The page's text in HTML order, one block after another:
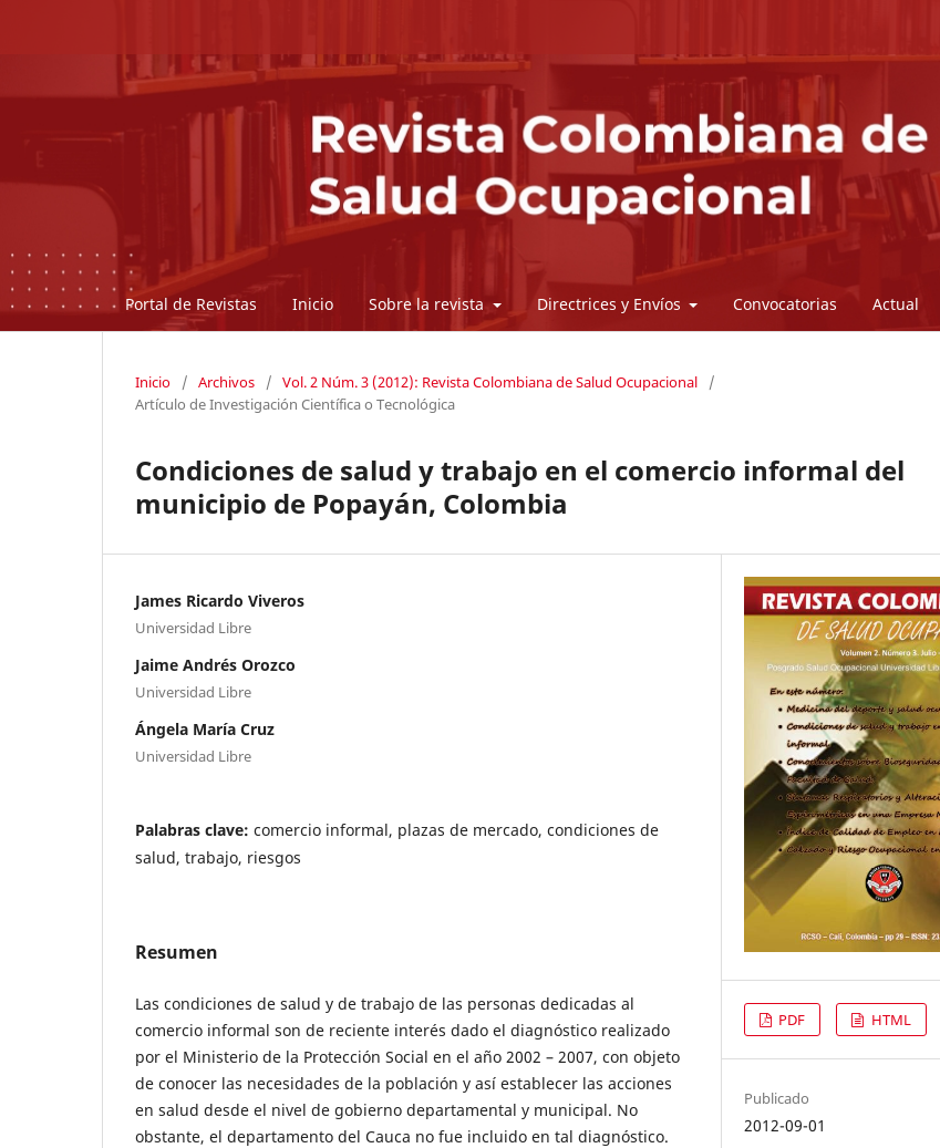
Portal de Revistas Inicio Sobre la revista Directrices y Envíos Convocatorias Actual
Inicio / Archivos / Vol. 2 Núm. 3 (2012): Revista Colombiana de Salud Ocupacional
/
Artículo de Investigación Científica o Tecnológica
Condiciones de salud y trabajo en el comercio informal del
municipio de Popayán, Colombia
James Ricardo Viveros
Universidad Libre
Jaime Andrés Orozco
Universidad Libre
Ángela María Cruz
Universidad Libre
Palabras clave: comercio informal, plazas de mercado, condiciones de
salud, trabajo, riesgos
Resumen
Las condiciones de salud y de trabajo de las personas dedicadas al
comercio informal son de reciente interés dado el diagnóstico realizado
por el Ministerio de la Protección Social en el año 2002 – 2007, con objeto
de conocer las necesidades de la población y así establecer las acciones
en salud desde el nivel de gobierno departamental y municipal. No
obstante, el departamento del Cauca no fue incluido en tal diagnóstico.
PDF HTML
Publicado
2012-09-01